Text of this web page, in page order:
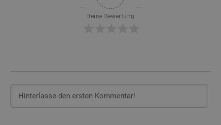
Deine Bewertung